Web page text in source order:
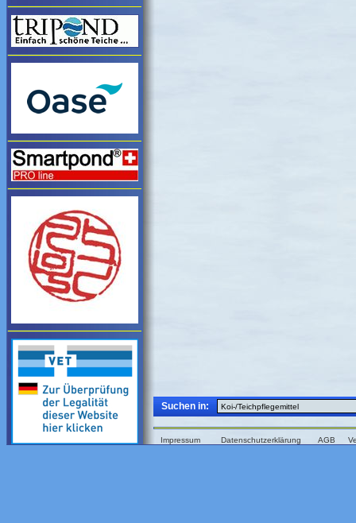
Suchen in:
Impressum Datenschutzerklärung AGB